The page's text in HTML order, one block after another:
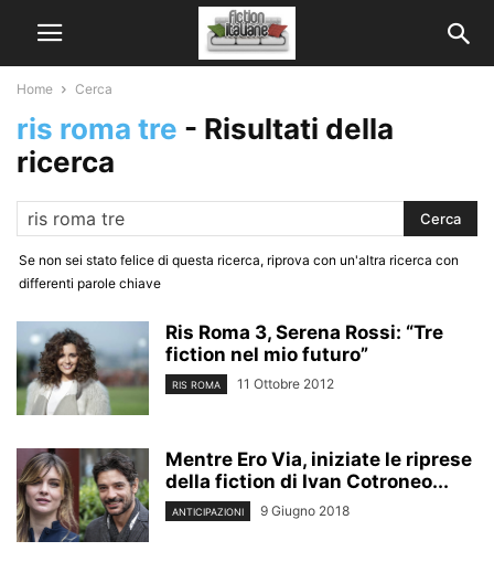
Home Cerca
ris roma tre - Risultati della
ricerca
Se non sei stato felice di questa ricerca, riprova con un'altra ricerca con
differenti parole chiave
Ris Roma 3, Serena Rossi: “Tre
fiction nel mio futuro”
RIS ROMA 11 Ottobre 2012
Mentre Ero Via, iniziate le riprese
della fiction di Ivan Cotroneo...
ANTICIPAZIONI 9 Giugno 2018